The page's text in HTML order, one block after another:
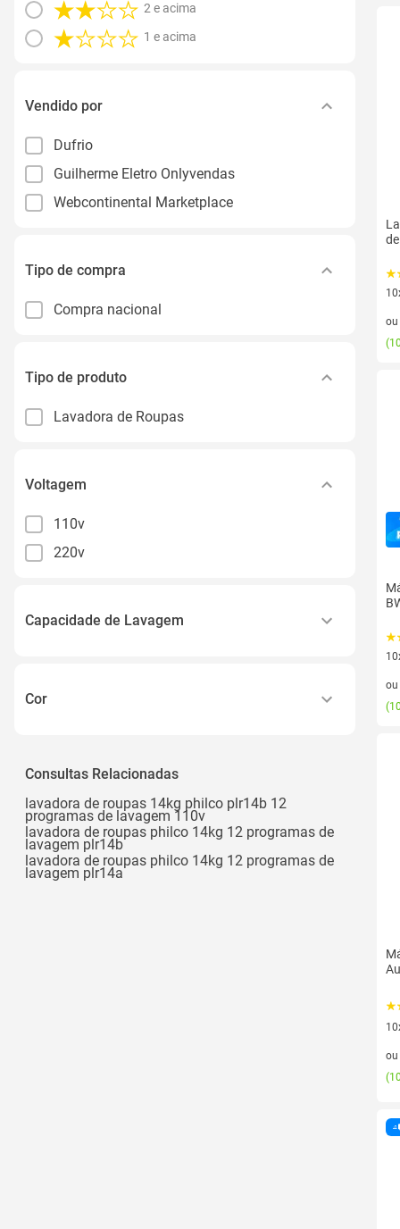
2 e acima
1 e acima
Vendido por
Dufrio
Guilherme Eletro Onlyvendas
Webcontinental Marketplace
Tipo de compra
Compra nacional
Tipo de produto
Lavadora de Roupas
Voltagem
110v
220v
Capacidade de Lavagem
Cor
Consultas Relacionadas
lavadora de roupas 14kg philco plr14b 12
programas de lavagem 110v
lavadora de roupas philco 14kg 12 programas de
lavagem plr14b
lavadora de roupas philco 14kg 12 programas de
lavagem plr14a
ou
(
ou
(
ou
(